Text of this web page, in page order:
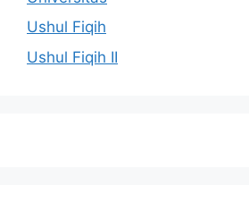
Ushul Fiqih
Ushul Fiqih II